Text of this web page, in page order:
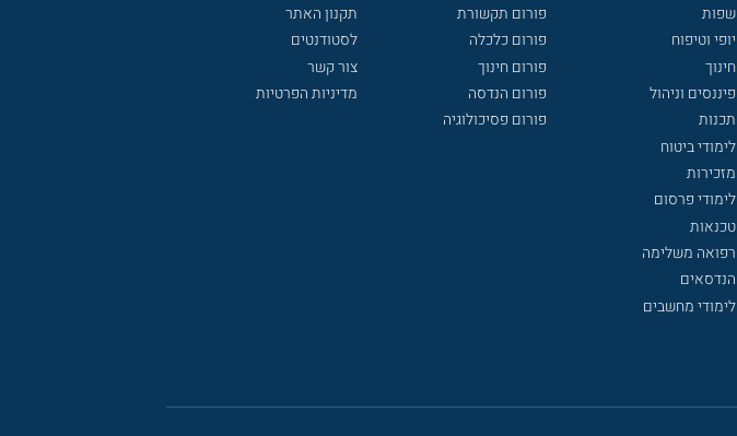
שפות
יופי וטיפוח
חינוך
פיננסים וניהול
תכנות
לימודי ביטוח
מזכירות
לימודי פרסום
טכנאות
רפואה משלימה
הנדסאים
לימודי מחשבים
פורום תקשורת
פורום כלכלה
פורום חינוך
פורום הנדסה
פורום פסיכולוגיה
תקנון האתר
לסטודנטים
צור קשר
מדיניות הפרטיות